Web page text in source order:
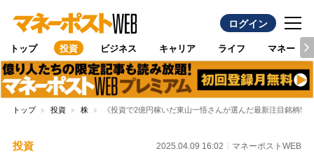
ログイン
トップ 投資 ビジネス キャリア ライフ マネー
トップ 投資 株 《投資で2億円稼いだ東山一悟さんが選んだ最新注目銘柄
投資 2025.04.09 16:02 マネーポストWEB